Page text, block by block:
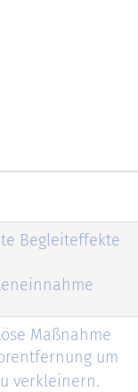
Begleiteffekte
Maßnahme
um
verkleinern.